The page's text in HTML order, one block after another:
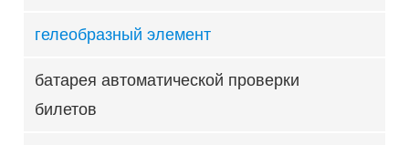
гелеобразный элемент
батарея автоматической проверки
билетов